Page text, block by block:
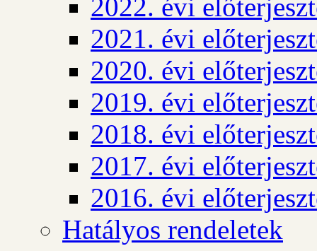
2022. évi
2021. évi
2020. évi
2019. évi
2018. évi
2017. évi
2016. évi
Hatályos rendeletek